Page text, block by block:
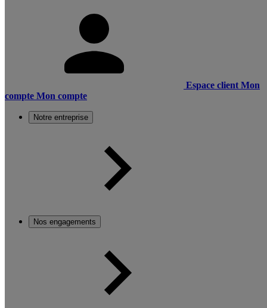
Espace client Mon
compte Mon compte
Notre entreprise
Nos engagements